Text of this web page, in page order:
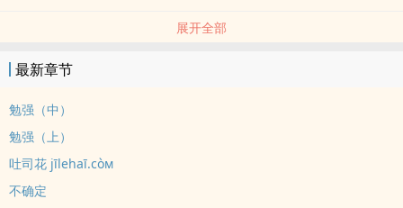
展开全部
最新章节
勉强（中）
勉强（上）
吐司花 jīlehaī.còм
不确定